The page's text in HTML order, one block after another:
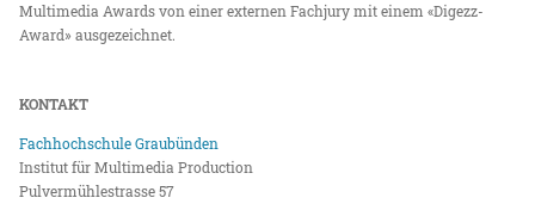
Multimedia Awards von einer externen Fachjury mit einem «Digezz-
Award» ausgezeichnet.
KONTAKT
Fachhochschule Graubünden
Institut für Multimedia Production
Pulvermühlestrasse 57